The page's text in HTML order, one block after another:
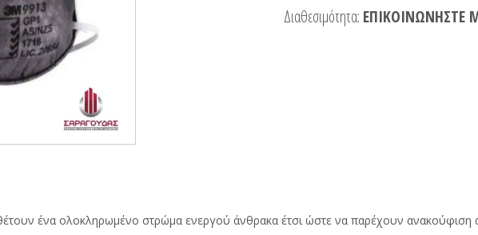
Διαθεσιμότητα: ΕΠΙΚΟΙΝΩΝΗΣΤΕ
ένα ολοκληρωμένο στρώμα ενεργού άνθρακα έτσι ώστε να παρέχουν ανακούφιση